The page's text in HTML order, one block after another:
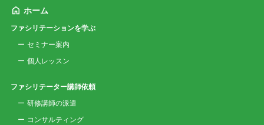
ホーム
ファシリテーションを学ぶ
セミナー案内
個人レッスン
ファシリテーター講師依頼
研修講師の派遣
コンサルティング